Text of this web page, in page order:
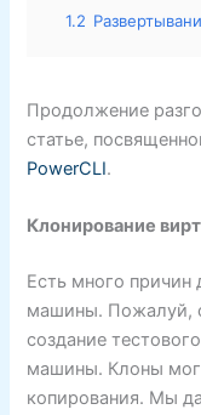
1.2
Продолжение
статье,
PowerCLI.
Клонирование
Есть много причин
машины. Пожалуй,
создание
машины. Клоны
копирования. Мы